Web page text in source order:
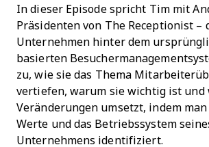
In dieser Episode spricht Tim mit
Präsidenten von The Receptionist –
Unternehmen hinter dem
basierten
zu, wie sie das Thema
vertiefen, warum sie wichtig ist und
Veränderungen umsetzt, indem man
Werte und das Betriebssystem
Unternehmens identifiziert.